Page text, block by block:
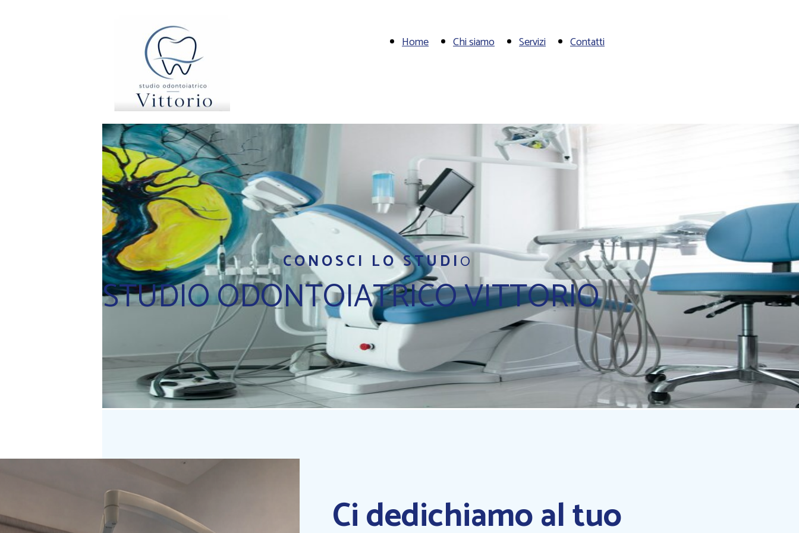
Home Chi siamo Servizi Contatti
CONOSCI LO STUDIO
STUDIO ODONTOIATRICO VITTORIO
Ci dedichiamo al tuo